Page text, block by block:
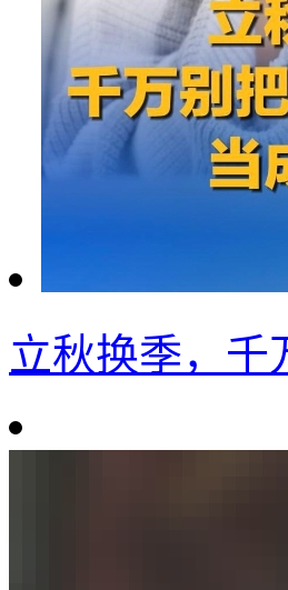
立秋换季，千